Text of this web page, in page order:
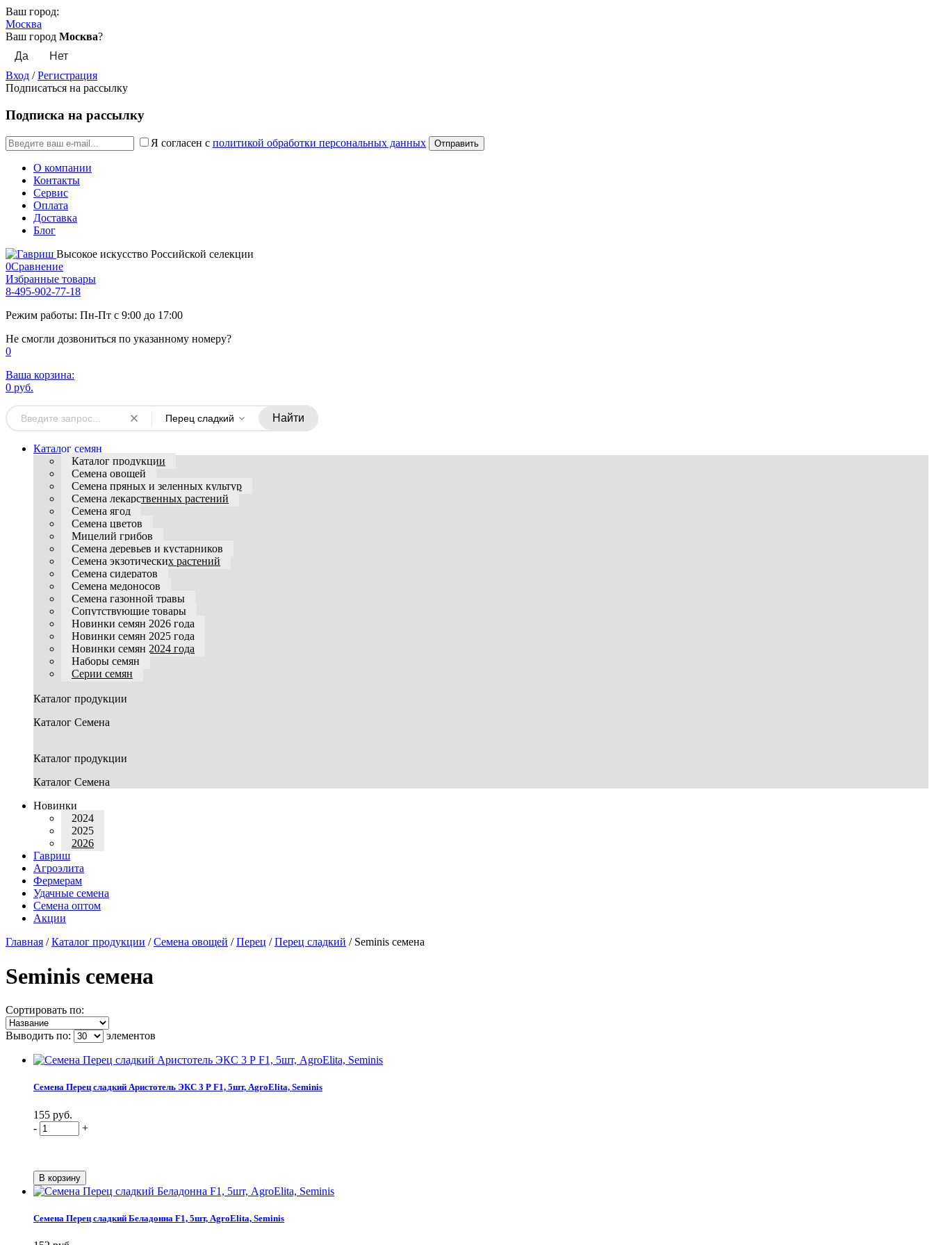
Ваш город:
Москва
Ваш город Москва?
Вход /Регистрация
Подписаться на рассылку
Подписка на рассылку
Я согласен с политикой обработки персональных данных
О компании
Контакты
Сервис
Оплата
Доставка
Блог
Высокое искусство Российской селекции
0Сравнение
Избранные товары
8-495-902-77-18
Режим работы: Пн-Пт с 9:00 до 17:00
Не смогли дозвониться по указанному номеру?
0
Ваша корзина:
0 руб.
Перец сладкий Найти
Каталог семян
Каталог продукции
Семена овощей
Семена пряных и зеленных культур
Семена лекарственных растений
Семена ягод
Семена цветов
Мицелий грибов
Семена деревьев и кустарников
Семена экзотических растений
Семена сидератов
Семена медоносов
Семена газонной травы
Сопутствующие товары
Новинки семян 2026 года
Новинки семян 2025 года
Новинки семян 2024 года
Наборы семян
Серии семян
Каталог продукции
Каталог Семена
Каталог продукции
Каталог Семена
Новинки
2024
2025
2026
Гавриш
Агроэлита
Фермерам
Удачные семена
Семена оптом
Акции
Главная /Каталог продукции /Семена овощей /Перец /Перец сладкий / Seminis семена
Seminis семена
Сортировать по:
Выводить по: элементов
Семена Перец сладкий Аристотель ЭКС 3 Р F1, 5шт, AgroElita, Seminis
155 руб.
-
+
Семена Перец сладкий Беладонна F1, 5шт, AgroElita, Seminis